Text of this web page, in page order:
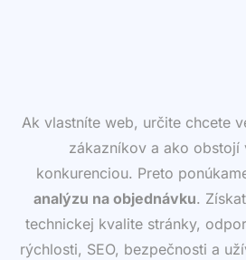
Ak vlastníte web, určite chcete
zákazníkov a ako obstojí
konkurenciou. Preto
analýzu na objednávku.
technickej kvalite stránky,
rýchlosti, SEO, bezpečnosti a